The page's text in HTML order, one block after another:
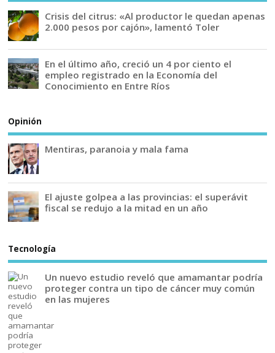
Crisis del citrus: «Al productor le quedan apenas
2.000 pesos por cajón», lamentó Toler
En el último año, creció un 4 por ciento el
empleo registrado en la Economía del
Conocimiento en Entre Ríos
Opinión
Mentiras, paranoia y mala fama
El ajuste golpea a las provincias: el superávit
fiscal se redujo a la mitad en un año
Tecnología
Un nuevo estudio reveló que amamantar podría
proteger contra un tipo de cáncer muy común
en las mujeres